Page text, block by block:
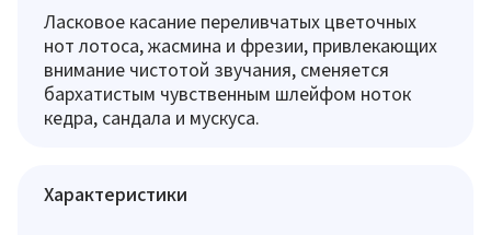
Ласковое касание переливчатых цветочных
нот лотоса, жасмина и фрезии, привлекающих
внимание чистотой звучания, сменяется
бархатистым чувственным шлейфом ноток
кедра, сандала и мускуса.
Характеристики